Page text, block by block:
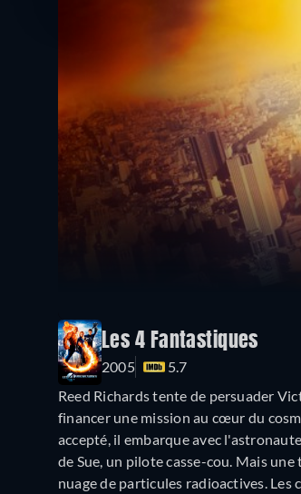
Les 4 Fantastiques
2005
5.7
Reed Richards tente de persuader
financer une mission au cœur du
accepté, il embarque avec
de Sue, un pilote casse-cou. Mais
nuage de particules radioactives.